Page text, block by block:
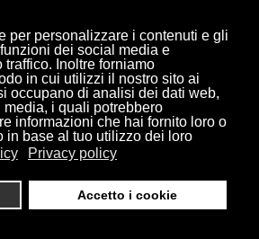
per personalizzare i contenuti e gli
dei social media e
Inoltre forniamo
in cui utilizzi il nostro sito ai
occupano di analisi dei dati web,
i quali potrebbero
informazioni che hai fornito loro o
in base al tuo utilizzo dei loro
Privacy policy
Accetto i cookie
Sondrio
SITI SONDRIO
1814404